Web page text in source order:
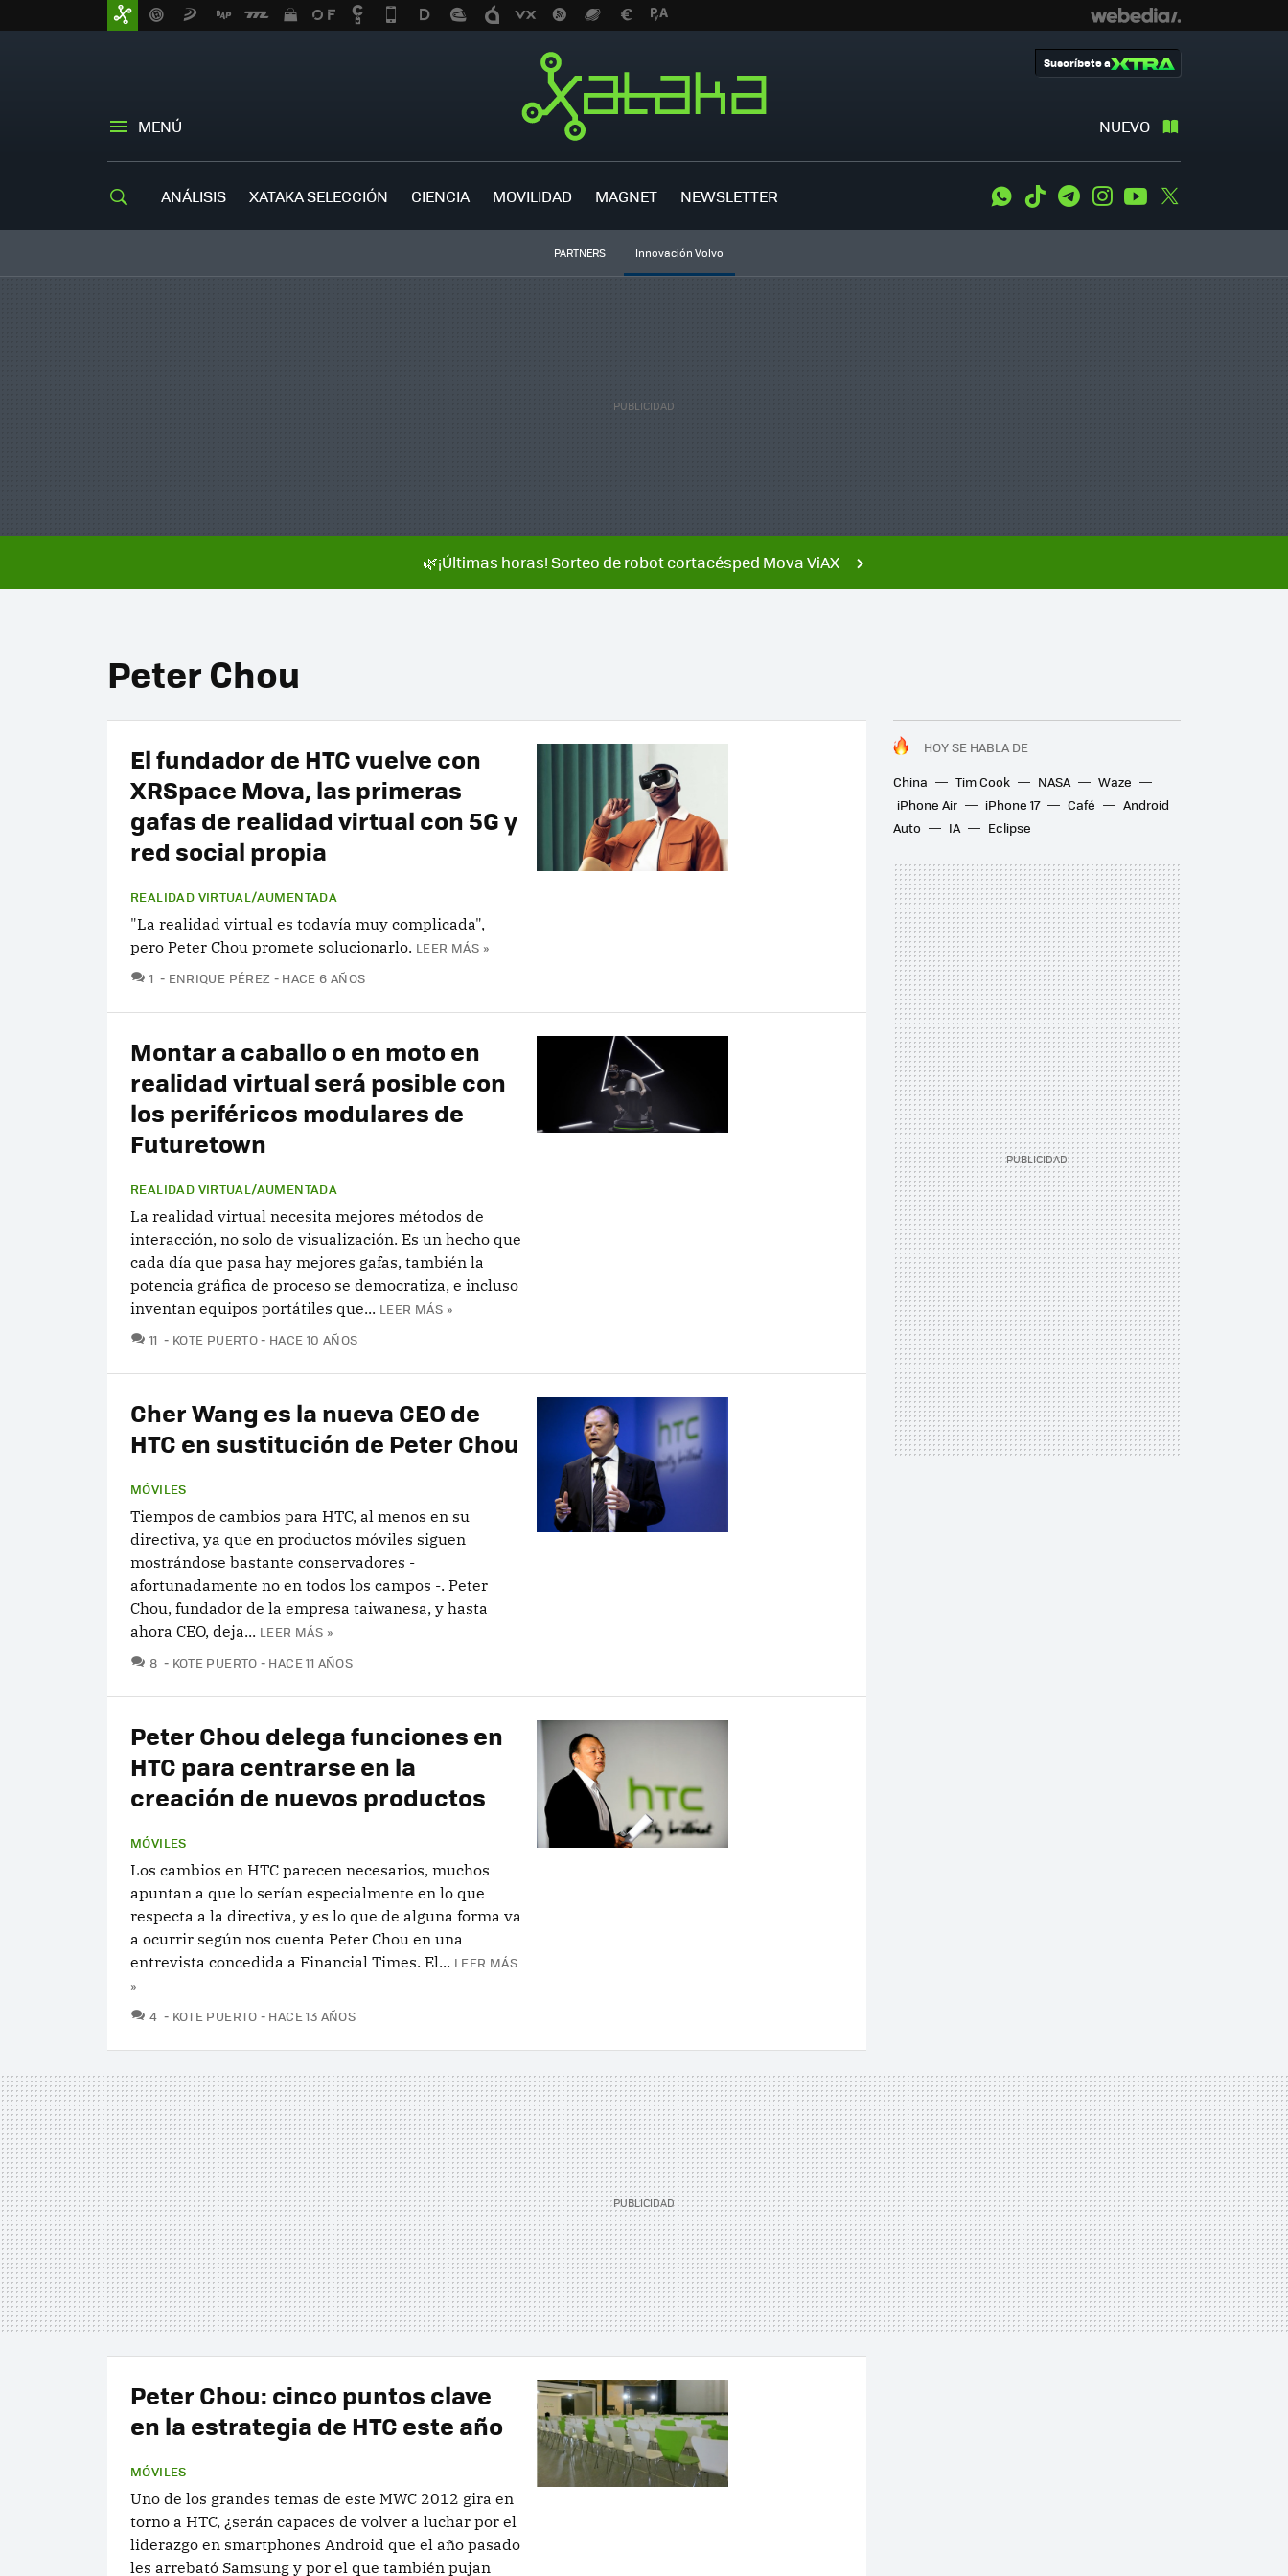
MENÚ NUEVO
Suscríbete a
ANÁLISIS XATAKA SELECCIÓN CIENCIA MOVILIDAD MAGNET NEWSLETTER WhatsApp
Tiktok TelegramInstagramYoutube
PARTNERS Innovación Volvo
🌿¡Últimas horas! Sorteo de robot cortacésped Mova ViAX
Peter Chou
HOY SE HABLA DE
China
Tim Cook NASA
Waze
iPhone Air
iPhone 17 Café
Android
Auto
IA Eclipse
El fundador de HTC vuelve con
XRSpace Mova, las primeras
gafas de realidad virtual con 5G y
red social propia
REALIDAD VIRTUAL/AUMENTADA
"La realidad virtual es todavía muy complicada",
pero Peter Chou promete solucionarlo. LEER MÁS »
1 COMENTARIOS
ENRIQUE PÉREZ HACE 6 AÑOS
Montar a caballo o en moto en
realidad virtual será posible con
los periféricos modulares de
Futuretown
REALIDAD VIRTUAL/AUMENTADA
La realidad virtual necesita mejores métodos de
interacción, no solo de visualización. Es un hecho que
cada día que pasa hay mejores gafas, también la
potencia gráfica de proceso se democratiza, e incluso
inventan equipos portátiles que... LEER MÁS »
11 COMENTARIOS
KOTE PUERTO HACE 10 AÑOS
Cher Wang es la nueva CEO de
HTC en sustitución de Peter Chou
MÓVILES
Tiempos de cambios para HTC, al menos en su
directiva, ya que en productos móviles siguen
mostrándose bastante conservadores -
afortunadamente no en todos los campos -. Peter
Chou, fundador de la empresa taiwanesa, y hasta
ahora CEO, deja... LEER MÁS »
8 COMENTARIOS
KOTE PUERTO HACE 11 AÑOS
Peter Chou delega funciones en
HTC para centrarse en la
creación de nuevos productos
MÓVILES
Los cambios en HTC parecen necesarios, muchos
apuntan a que lo serían especialmente en lo que
respecta a la directiva, y es lo que de alguna forma va
a ocurrir según nos cuenta Peter Chou en una
entrevista concedida a Financial Times. El... LEER MÁS
»
4 COMENTARIOS
KOTE PUERTO HACE 13 AÑOS
Peter Chou: cinco puntos clave
en la estrategia de HTC este año
MÓVILES
Uno de los grandes temas de este MWC 2012 gira en
torno a HTC, ¿serán capaces de volver a luchar por el
liderazgo en smartphones Android que el año pasado
les arrebató Samsung y por el que también pujan